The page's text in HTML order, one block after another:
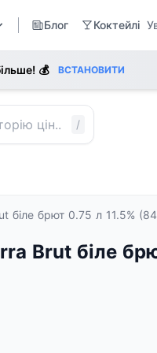
Блог Коктейлі
💰 ВСТАНОВИТИ
/
біле брют 0.75 л 11.5%
Brut біле